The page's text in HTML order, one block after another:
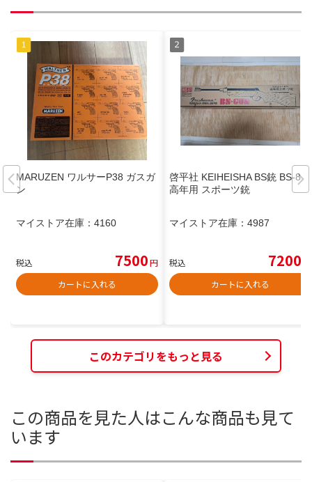
MARUZEN ワルサーP38 ガスガ
ン
マイストア在庫： 4160
税込 7500円
カートに入れる
啓平社 KEIHEISHA BS銃 BS-81
高年用 スポーツ銃
マイストア在庫： 4987
税込 7200
カートに入れる
このカテゴリをもっと見る
この商品を見た人はこんな商品も見て
います